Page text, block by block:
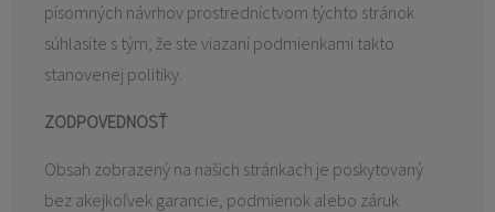
písomných návrhov prostredníctvom týchto stránok
súhlasíte s tým, že ste viazaní podmienkami takto
stanovenej politiky.
ZODPOVEDNOSŤ
Obsah zobrazený na našich stránkach je poskytovaný
bez akejkoľvek garancie, podmienok alebo záruk